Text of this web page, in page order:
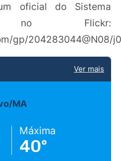
oficial do Sistema
no Flickr:
gp/204283044@N08/
Ver mais
MA
Máxima
40º